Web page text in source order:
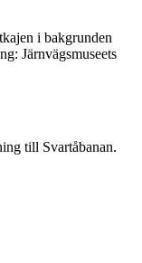
i bakgrunden
Järnvägsmuseets
till Svartåbanan.